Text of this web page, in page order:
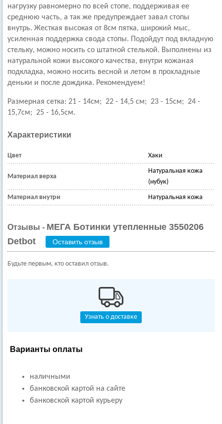
нагрузку равномерно по всей стопе, поддерживая ее
среднюю часть, а так же предупреждает завал стопы
внутрь. Жесткая высокая от 8см пятка, широкий мыс,
усиленная поддержка свода стопы. Подойдут под вкладную
стельку, можно носить со штатной стелькой. Выполнены из
натуральной кожи высокого качества, внутри кожаная
подкладка, можно носить весной и летом в прохладные
деньки и после дождика. Рекомендуем!
Размерная сетка: 21 - 14см; 22 - 14,5 см; 23 - 15см; 24 -
15,7см; 25 - 16,5см.
Характеристики
Цвет Хаки
Материал верха
Натуральная кожа
(нубук)
Материал внутри Натуральная кожа
Отзывы - МЕГА Ботинки утепленные 3550206
Detbot
Оставить отзыв
Будьте первым, кто оставил отзыв.
Узнать о доставке
Варианты оплаты
наличными
банковской картой на сайте
банковской картой курьеру